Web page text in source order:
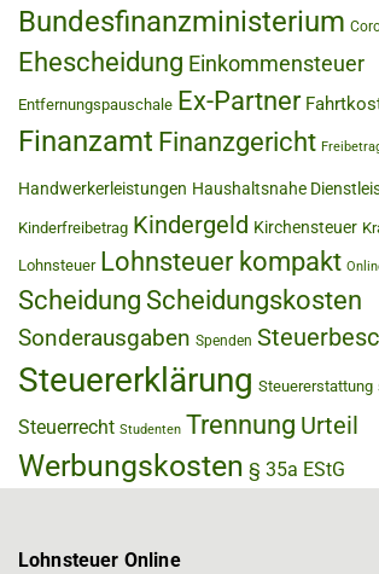
Bundesfinanzministerium
Ehescheidung Einkommensteuer
Entfernungspauschale Ex-Partner
Finanzamt Finanzgericht
Handwerkerleistungen Haushaltsnahe
Kinderfreibetrag Kindergeld Kirchensteuer
Lohnsteuer Lohnsteuer kompakt
Scheidung Scheidungskosten
Sonderausgaben Spenden
Steuererklärung Steuererstattung
Steuerrecht Studenten Trennung Urteil
Werbungskosten § 35a EStG
Lohnsteuer Online